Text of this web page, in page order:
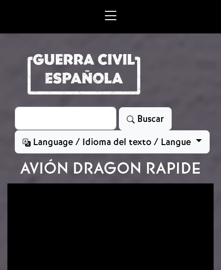
Search
Buscar
Language / Idioma del texto / Langue
AVIÓN DRAGON RAPIDE